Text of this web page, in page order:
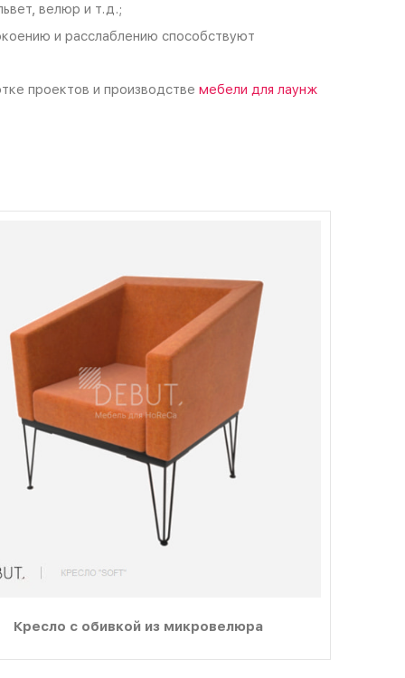
велюр и т.д.;
и расслаблению способствуют
проектов и производстве мебели для лаунж
Кресло с обивкой из микровелюра